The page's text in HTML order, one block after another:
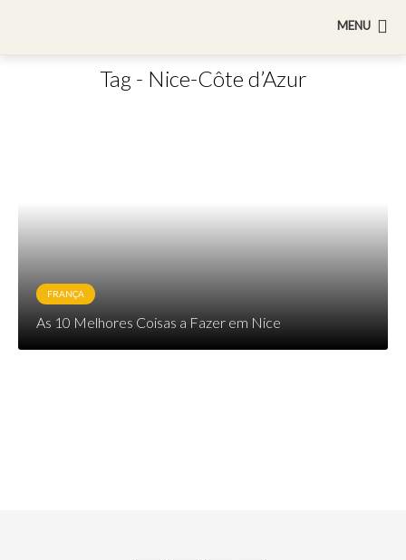
MENU
Tag - Nice-Côte d’Azur
FRANÇA
As 10 Melhores Coisas a Fazer em Nice